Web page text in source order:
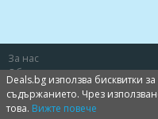
За нас
Общи условия
Политика за лични данни
Deals.bg използва бисквитки
съдържанието. Чрез
това. Вижте повече